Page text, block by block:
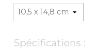
Spécifications :